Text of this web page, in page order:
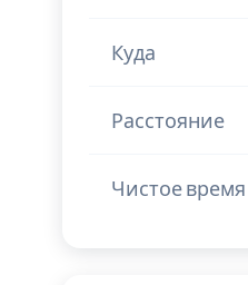
Куда
Расстояние
Чистое